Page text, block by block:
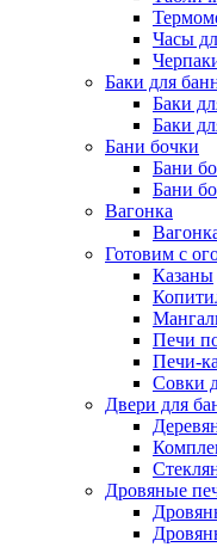
Часы
Баки для
Баки
Баки
Бани бочки
Бани
Бани
Вагонка
Готовим с
Казаны
Печи
Печи-
Совки
Двери для
Дровяные